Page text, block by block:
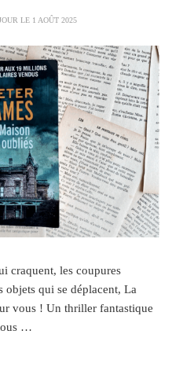
LE 1 AOÛT 2025
craquent, les coupures
objets qui se déplacent, La
vous ! Un thriller fantastique
…